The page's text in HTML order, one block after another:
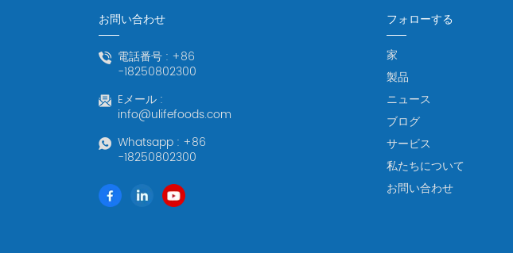
お問い合わせ
電話番号 : +86
-18250802300
Eメール :
info@ulifefoods.com
Whatsapp : +86
-18250802300
フォローする
家
製品
ニュース
ブログ
サービス
私たちについて
お問い合わせ